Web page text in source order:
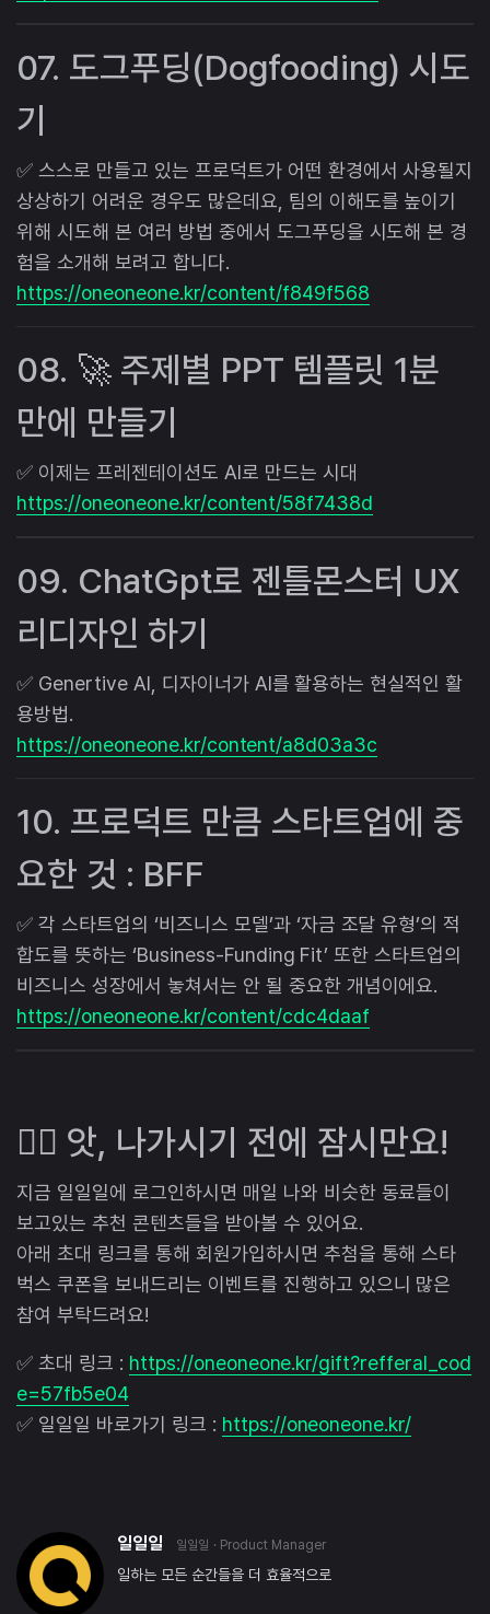
07. 도그푸딩(Dogfooding) 시도
기
✅ 스스로 만들고 있는 프로덕트가 어떤 환경에서 사용될지
상상하기 어려운 경우도 많은데요, 팀의 이해도를 높이기
위해 시도해 본 여러 방법 중에서 도그푸딩을 시도해 본 경
험을 소개해 보려고 합니다.
https://oneoneone.kr/content/f849f568
08. 🚀 주제별 PPT 템플릿 1분
만에 만들기
✅ 이제는 프레젠테이션도 AI로 만드는 시대
https://oneoneone.kr/content/58f7438d
09. ChatGpt로 젠틀몬스터 UX
리디자인 하기
✅ Genertive AI, 디자이너가 AI를 활용하는 현실적인 활
용방법.
https://oneoneone.kr/content/a8d03a3c
10. 프로덕트 만큼 스타트업에 중
요한 것 : BFF
✅ 각 스타트업의 ‘비즈니스 모델’과 ‘자금 조달 유형’의 적
합도를 뜻하는 ‘Business-Funding Fit’ 또한 스타트업의
비즈니스 성장에서 놓쳐서는 안 될 중요한 개념이에요.
https://oneoneone.kr/content/cdc4daaf
🙋‍♂️ 앗, 나가시기 전에 잠시만요!
지금 일일일에 로그인하시면 매일 나와 비슷한 동료들이
보고있는 추천 콘텐츠들을 받아볼 수 있어요.
아래 초대 링크를 통해 회원가입하시면 추첨을 통해 스타
벅스 쿠폰을 보내드리는 이벤트를 진행하고 있으니 많은
참여 부탁드려요!
✅ 초대 링크 : https://oneoneone.kr/gift?refferal_cod
e=57fb5e04
✅ 일일일 바로가기 링크 : https://oneoneone.kr/
일일일 일일일 · Product Manager
일하는 모든 순간들을 더 효율적으로